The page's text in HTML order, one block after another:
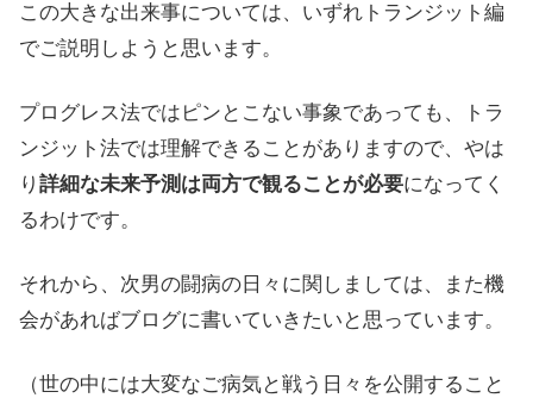
この大きな出来事については、いずれトランジット編
でご説明しようと思います。
プログレス法ではピンとこない事象であっても、トラ
ンジット法では理解できることがありますので、やは
り 詳細な未来予測は両方で観ることが必要になってく
るわけです。
それから、次男の闘病の日々に関しましては、また機
会があればブログに書いていきたいと思っています。
（世の中には大変なご病気と戦う日々を公開すること